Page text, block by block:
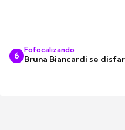
6
Fofocalizando
Bruna Biancardi se